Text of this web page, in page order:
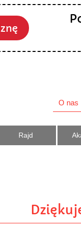
O nas
Rajd